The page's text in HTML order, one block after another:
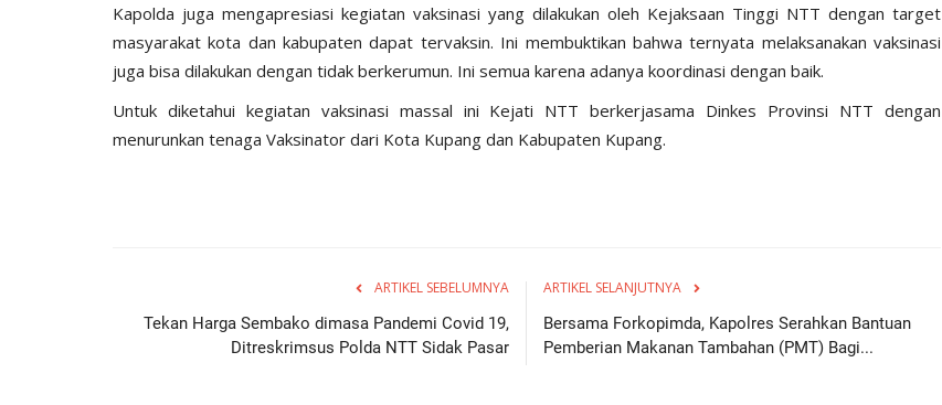
Kapolda juga mengapresiasi kegiatan vaksinasi yang dilakukan oleh Kejaksaan Tinggi NTT dengan target
masyarakat kota dan kabupaten dapat tervaksin. Ini membuktikan bahwa ternyata melaksanakan vaksinasi
juga bisa dilakukan dengan tidak berkerumun. Ini semua karena adanya koordinasi dengan baik.
Untuk diketahui kegiatan vaksinasi massal ini Kejati NTT berkerjasama Dinkes Provinsi NTT dengan
menurunkan tenaga Vaksinator dari Kota Kupang dan Kabupaten Kupang.
ARTIKEL SEBELUMNYA
Tekan Harga Sembako dimasa Pandemi Covid 19,
Ditreskrimsus Polda NTT Sidak Pasar
ARTIKEL SELANJUTNYA
Bersama Forkopimda, Kapolres Serahkan Bantuan
Pemberian Makanan Tambahan (PMT) Bagi...